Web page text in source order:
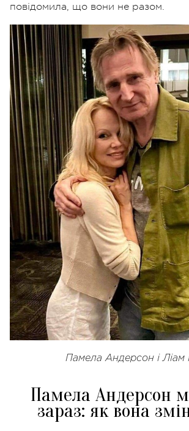
повідомила, що вони не разом.
Памела Андерсон і Ліам
Памела Андерсон
зараз: як вона